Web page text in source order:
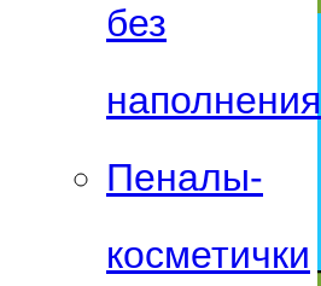
без
наполнения
Пеналы-
косметички